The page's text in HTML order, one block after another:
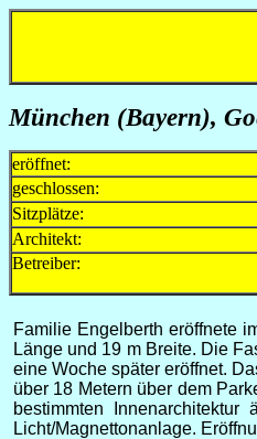
München (Bayern),
eröffnet:
geschlossen:
Sitzplätze:
Architekt:
Betreiber:
Familie Engelberth eröffnete
Länge und 19 m Breite. Die
eine Woche später eröffnet.
über 18 Metern über dem
bestimmten
Licht/Magnettonanlage.